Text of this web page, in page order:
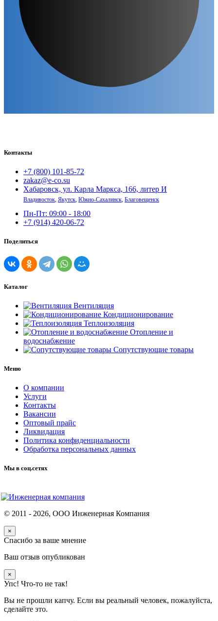
Контакты
+7 (800) 101-85-72
zakaz@e-co.su
Хабаровск, ул. Карла Маркса, 166, литер И
Владивосток, Якутск, Южно-Сахалинск, Благовещенск
Пн-Пт: 09:00 - 18:00
+7 (914) 420-06-72
Поделиться
Каталог
Вентиляция
Кондиционирование
Теплоизоляция
Отопление и
водоснабжение
Сопутствующие товары
Меню
О компании
Услуги
Контакты
Вакансии
Оптовый прайс
Ликвидация
Политика конфиденциальности
Обработка персональных данных
Мы в соц.сетях
© 2011 - 2026, ООО Инженерная Компания
×
Спасибо за ваше мнение
Ваш отзыв опубликован
×
Упс! Что-то не так!
Вы не прошли капчу. Если вы реальный человек, пожалуйста,
сделайте это.